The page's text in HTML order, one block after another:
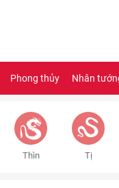
Phong thủy Nhân
Thìn Tị